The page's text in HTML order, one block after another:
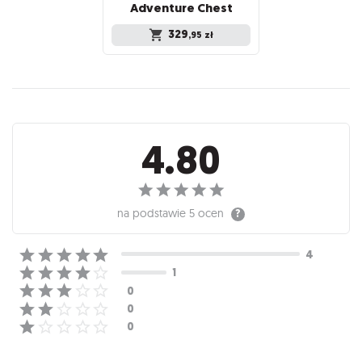
Adventure Chest
329,95 zł
Recenzje
4.80
na podstawie 5 ocen